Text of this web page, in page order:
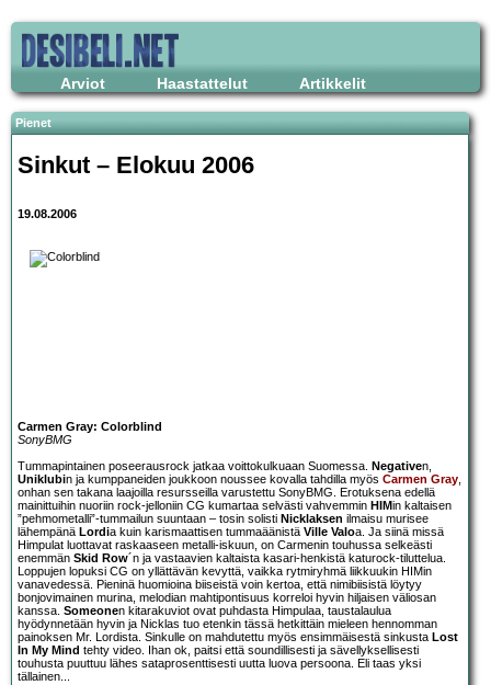
Arviot Haastattelut Artikkelit
Pienet
Sinkut – Elokuu 2006
19.08.2006
Carmen Gray: Colorblind
SonyBMG
Tummapintainen poseerausrock jatkaa voittokulkuaan Suomessa. Negativen,
Uniklubin ja kumppaneiden joukkoon noussee kovalla tahdilla myös Carmen Gray,
onhan sen takana laajoilla resursseilla varustettu SonyBMG. Erotuksena edellä
mainittuihin nuoriin rock-jelloniin CG kumartaa selvästi vahvemmin HIMin kaltaisen
”pehmometalli”-tummailun suuntaan – tosin solisti Nicklaksen ilmaisu murisee
lähempänä Lordia kuin karismaattisen tummaäänistä Ville Valoa. Ja siinä missä
Himpulat luottavat raskaaseen metalli-iskuun, on Carmenin touhussa selkeästi
enemmän Skid Row´n ja vastaavien kaltaista kasari-henkistä katurock-tiluttelua.
Loppujen lopuksi CG on yllättävän kevyttä, vaikka rytmiryhmä liikkuukin HIMin
vanavedessä. Pieninä huomioina biiseistä voin kertoa, että nimibiisistä löytyy
bonjovimainen murina, melodian mahtipontisuus korreloi hyvin hiljaisen väliosan
kanssa. Someonen kitarakuviot ovat puhdasta Himpulaa, taustalaulua
hyödynnetään hyvin ja Nicklas tuo etenkin tässä hetkittäin mieleen hennomman
painoksen Mr. Lordista. Sinkulle on mahdutettu myös ensimmäisestä sinkusta Lost
In My Mind tehty video. Ihan ok, paitsi että soundillisesti ja sävellyksellisesti
touhusta puuttuu lähes sataprosenttisesti uutta luova persoona. Eli taas yksi
tällainen...